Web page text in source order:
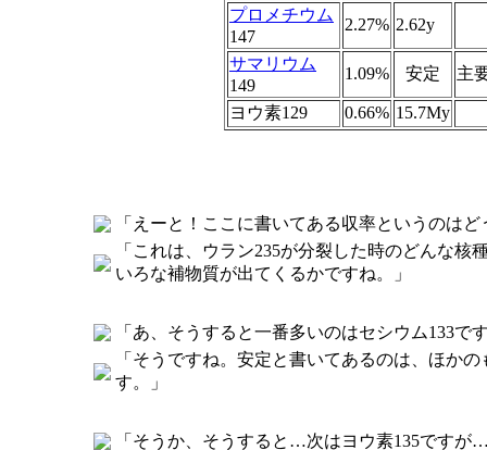
プロメチウム
147
2.27% 2.62y
サマリウム
149
1.09% 安定 主
ヨウ素129 0.66% 15.7My
「えーと！ここに書いてある収率というのは
「これは、ウラン235が分裂した時のどんな
いろな補物質が出てくるかですね。」
「あ、そうすると一番多いのはセシウム133
「そうですね。安定と書いてあるのは、ほか
す。」
「そうか、そうすると…次はヨウ素135ですが